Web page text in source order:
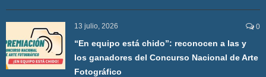
13 julio, 2026 0
“En equipo está chido”: reconocen a las y
los ganadores del Concurso Nacional de Arte
Fotográfico